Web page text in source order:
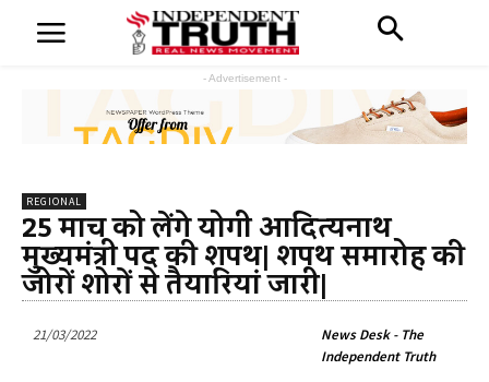
- Advertisement -
REGIONAL
25 मार्च को लेंगे योगी आदित्यनाथ
मुख्यमंत्री पद की शपथ| शपथ समारोह की
जोरों शोरों से तैयारियां जारी|
21/03/2022
News Desk - The
Independent Truth